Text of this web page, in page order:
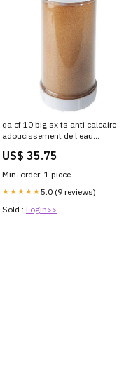
qa cf 10 big sx ts anti calcaire
adoucissement de l eau
US$ 35.75
Min. order: 1 piece
★★★★★5.0 (9 reviews)
Sold : Login>>